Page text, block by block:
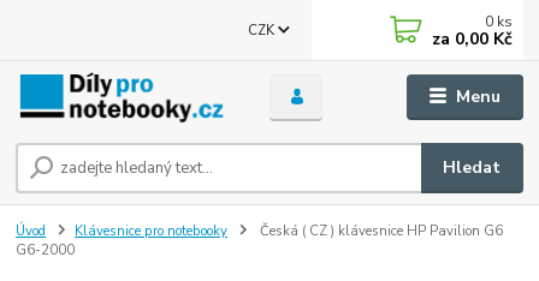
Menu
CZK
Hledat
0 ks
za 0,00 Kč
Úvod Klávesnice pro notebooky
Česká ( CZ ) klávesnice HP Pavilion G6
G6-2000